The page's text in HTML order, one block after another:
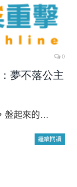
0
夢不落公主
盤起來的…
繼續閱讀